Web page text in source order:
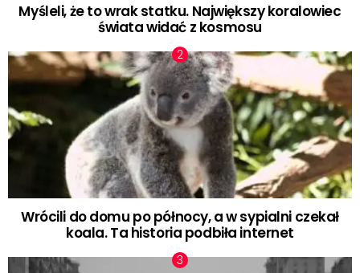
Myśleli, że to wrak statku. Największy koralowiec
świata widać z kosmosu
Wrócili do domu po północy, a w sypialni czekał
koala. Ta historia podbiła internet